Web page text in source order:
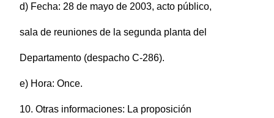
d) Fecha: 28 de mayo de 2003, acto público,
sala de reuniones de la segunda planta del
Departamento (despacho C-286).
e) Hora: Once.
10. Otras informaciones: La proposición